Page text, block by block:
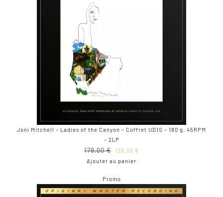
Joni Mitchell – Ladies of the Canyon – Coffret UD1S – 180 g. 45RPM
– 2LP
179,00€
Le
prix
était :
179,00 €.
129,00 €
129,00 €.
Ajouter au panier
PromoProduit
en